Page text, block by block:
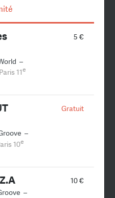
5 €
–
Paris 11e
Gratuit
–
10e
10 €
–